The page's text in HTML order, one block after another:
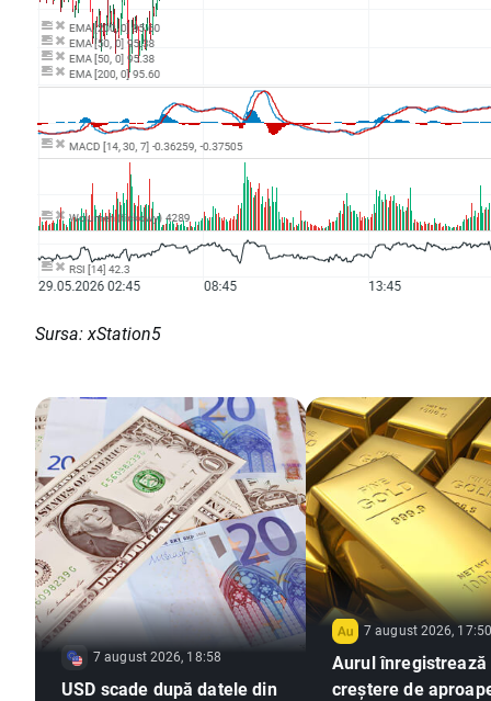
Sursa: xStation5
7 august 2026, 18:58
USD scade după datele din
7 august 2026, 17:50
Aurul înregistrează
creștere de